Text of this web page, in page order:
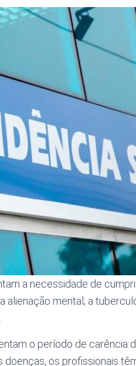
a necessidade de
alienação mental; a
o período de carência
os profissionais